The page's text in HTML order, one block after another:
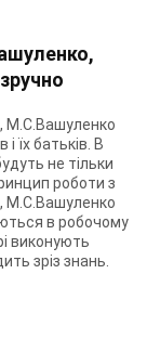
М.С.Вашуленко
їх батьків. В
не тільки
роботи з
М.С.Вашуленко
в робочому
виконують
зріз знань.